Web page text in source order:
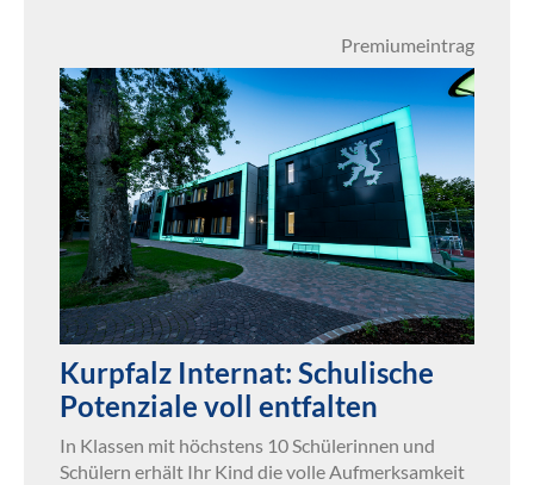
Premiumeintrag
Kurpfalz Internat: Schulische
Potenziale voll entfalten
In Klassen mit höchstens 10 Schülerinnen und
Schülern erhält Ihr Kind die volle Aufmerksamkeit